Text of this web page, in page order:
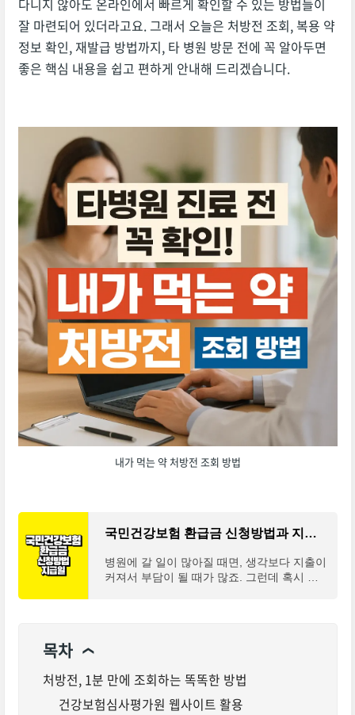
다니지 않아도 온라인에서 빠르게 확인할 수 있는 방법들이
잘 마련되어 있더라고요. 그래서 오늘은 처방전 조회, 복용 약
정보 확인, 재발급 방법까지, 타 병원 방문 전에 꼭 알아두면
좋은 핵심 내용을 쉽고 편하게 안내해 드리겠습니다.
내가 먹는 약 처방전 조회 방법
국민건강보험 환급금 신청방법과 지급일은?
병원에 갈 일이 많아질 때면, 생각보다 지출이
커져서 부담이 될 때가 많죠. 그런데 혹시 한
목차 ❯
처방전, 1분 만에 조회하는 똑똑한 방법
건강보험심사평가원 웹사이트 활용